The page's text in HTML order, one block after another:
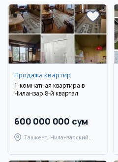
Продажа квартир
1-комнатная квартира в
Чиланзар 8-й квартал
600 000 000 сум
Ташкент, Чиланзарский